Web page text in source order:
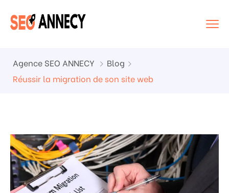
Agence SEO ANNECY
Blog
Réussir la migration de son site web